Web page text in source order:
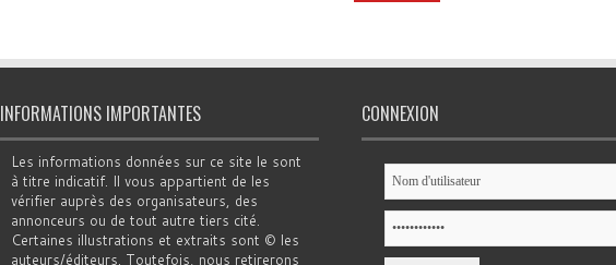
INFORMATIONS IMPORTANTES
Les informations données sur ce site le sont
à titre indicatif. Il vous appartient de les
vérifier auprès des organisateurs, des
annonceurs ou de tout autre tiers cité.
Certaines illustrations et extraits sont © les
auteurs/éditeurs. Toutefois, nous retirerons
CONNEXION